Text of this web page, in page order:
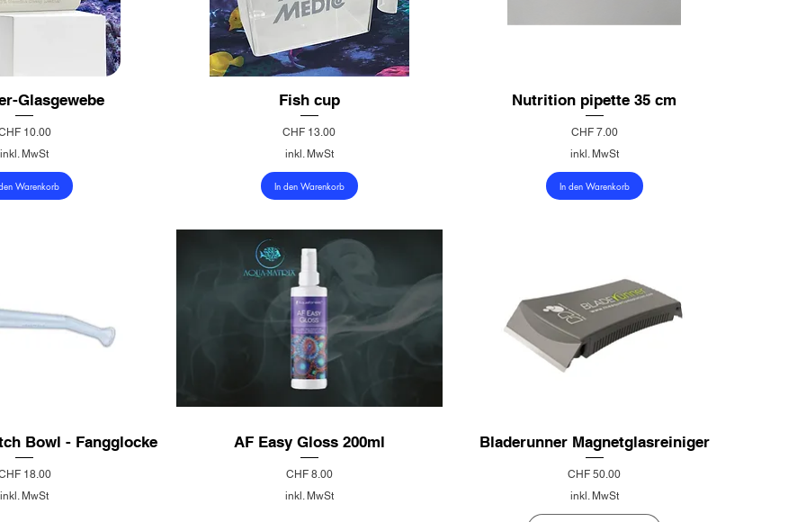
Glasgewebe
10.00
inkl. MwSt
Warenkorb
Fish cup
Preis
CHF 13.00
inkl. MwSt
In den Warenkorb
Nutrition pipette 35 cm
Preis
CHF 7.00
inkl. MwSt
In den Warenkorb
Bowl - Fangglocke
18.00
inkl. MwSt
AF Easy Gloss 200ml
Preis
CHF 8.00
inkl. MwSt
Bladerunner Magnetglasreiniger
Preis
CHF 50.00
inkl. MwSt